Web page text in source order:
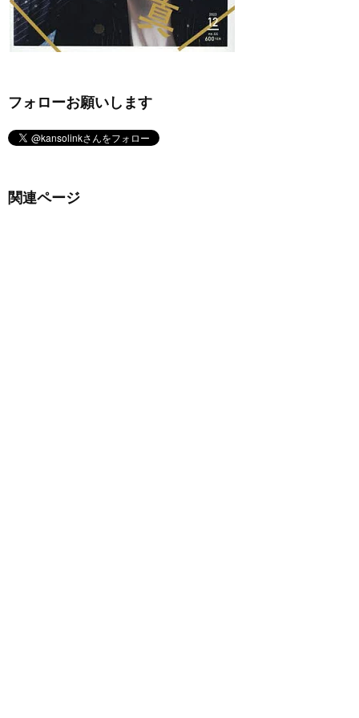
フォローお願いします
関連ページ